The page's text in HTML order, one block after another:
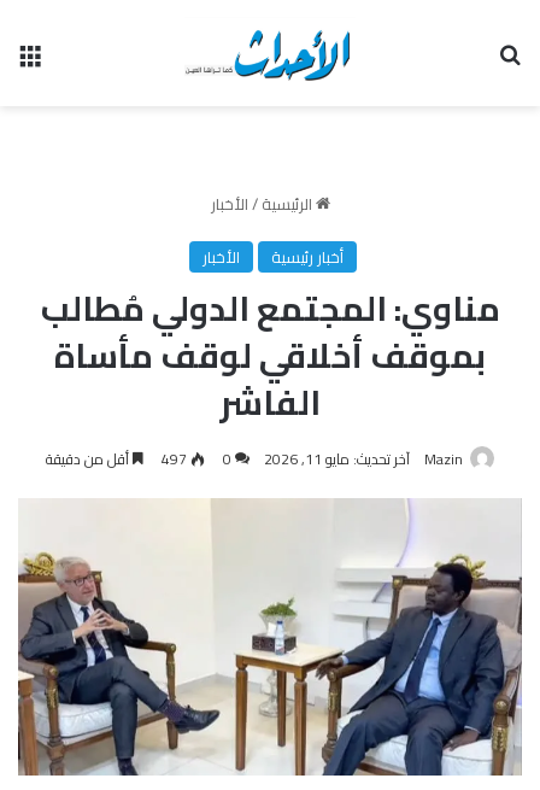
الرئيسية/الأخبار
أخبار رئيسية
الأخبار
مناوي: المجتمع الدولي مُطالب
بموقف أخلاقي لوقف مأساة
الفاشر
Mazin آخر تحديث: مايو 11, 2026 0
497 أقل من دقيقة